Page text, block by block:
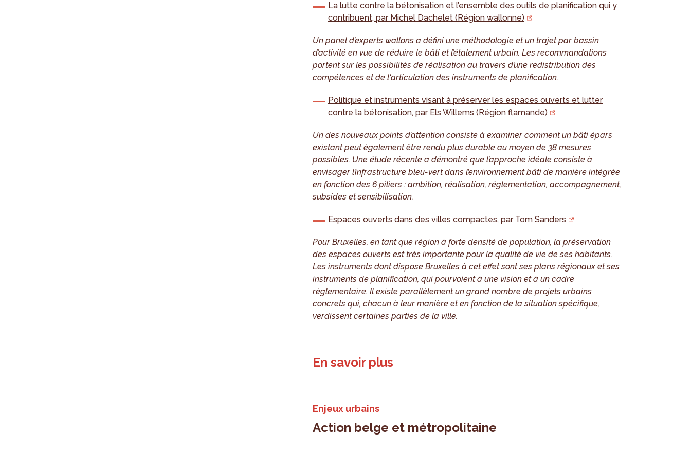
La lutte contre la bétonisation et l’ensemble des outils de planification qui y
contribuent, par Michel Dachelet (Région wallonne)
Un panel d’experts wallons a défini une méthodologie et un trajet par bassin
d’activité en vue de réduire le bâti et l’étalement urbain. Les recommandations
portent sur les possibilités de réalisation au travers d’une redistribution des
compétences et de l'articulation des instruments de planification.
Politique et instruments visant à préserver les espaces ouverts et lutter
contre la bétonisation, par Els Willems (Région flamande)
Un des nouveaux points d’attention consiste à examiner comment un bâti épars
existant peut également être rendu plus durable au moyen de 38 mesures
possibles. Une étude récente a démontré que l’approche idéale consiste à
envisager l’infrastructure bleu-vert dans l’environnement bâti de manière intégrée
en fonction des 6 piliers : ambition, réalisation, réglementation, accompagnement,
subsides et sensibilisation.
Espaces ouverts dans des villes compactes, par Tom Sanders
Pour Bruxelles, en tant que région à forte densité de population, la préservation
des espaces ouverts est très importante pour la qualité de vie de ses habitants.
Les instruments dont dispose Bruxelles à cet effet sont ses plans régionaux et ses
instruments de planification, qui pourvoient à une vision et à un cadre
réglementaire. Il existe parallèlement un grand nombre de projets urbains
concrets qui, chacun à leur manière et en fonction de la situation spécifique,
verdissent certaines parties de la ville.
En savoir plus
Enjeux urbains
Action belge et métropolitaine